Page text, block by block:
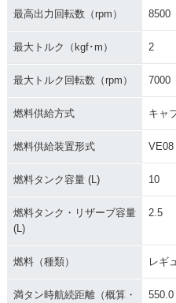
最高出力回転数（rpm） 8500
最大トルク（kgf･m） 2
最大トルク回転数（rpm） 7000
燃料供給方式 キャ
燃料供給装置形式 VE08
燃料タンク容量 (L) 10
燃料タンク・リザーブ容量
(L)
2.5
燃料（種類） レギ
満タン時航続距離（概算・
550.0